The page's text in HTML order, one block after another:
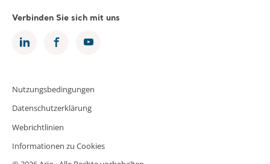
Verbinden Sie sich mit uns
Nutzungsbedingungen
Datenschutzerklärung
Webrichtlinien
Informationen zu Cookies